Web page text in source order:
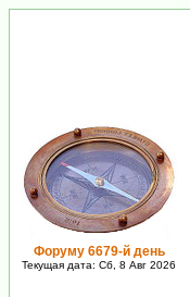
Форуму 6679-й день
Текущая дата: Сб, 8 Авг 2026